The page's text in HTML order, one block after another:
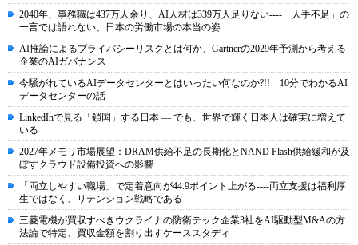
2040年、事務職は437万人余り、AI人材は339万人足りない----「人手不足」の
一言では語れない、日本の労働市場の本当の姿
AI推論によるプライバシーリスクとは何か、Gartnerの2029年予測から考える
企業のAIガバナンス
今騒がれているAIデータセンターとはいったい何なのか?!! 10分でわかるAI
データセンターの話
LinkedInで見る「鎖国」する日本 ― でも、世界で輝く日本人は確実に増えて
いる
2027年メモリ市場展望：DRAM供給不足の長期化とNAND Flash供給緩和が及
ぼすクラウド設備投資への影響
「両立しやすい職場」で定着意向が44.9ポイント上がる----両立支援は福利厚
生ではなく、リテンション戦略である
三菱電機が買収すべきウクライナの防衛テック企業3社をAI駆動型M&Aの方
法論で特定、買収金額を割り出すケーススタディ